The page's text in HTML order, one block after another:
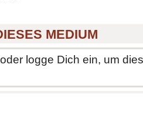
MEDIUM
logge Dich ein, um